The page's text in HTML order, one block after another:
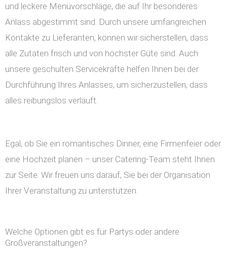
und leckere Menüvorschläge, die auf Ihr besonderes
Anlass abgestimmt sind. Durch unsere umfangreichen
Kontakte zu Lieferanten, können wir sicherstellen, dass
alle Zutaten frisch und von höchster Güte sind. Auch
unsere geschulten Servicekräfte helfen Ihnen bei der
Durchführung Ihres Anlasses, um sicherzustellen, dass
alles reibungslos verläuft.
Egal, ob Sie ein romantisches Dinner, eine Firmenfeier oder
eine Hochzeit planen – unser Catering-Team steht Ihnen
zur Seite. Wir freuen uns darauf, Sie bei der Organisation
Ihrer Veranstaltung zu unterstützen.
Welche Optionen gibt es für Partys oder andere
Großveranstaltungen?